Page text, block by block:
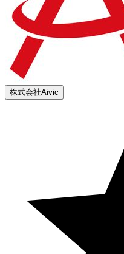
株式会社Aivic